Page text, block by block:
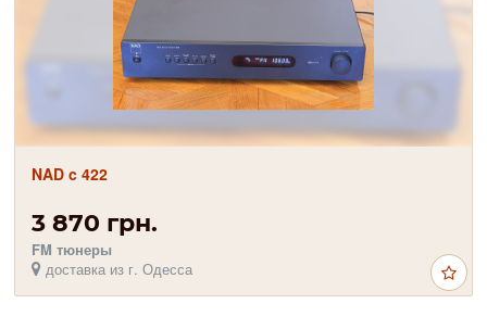
NAD c 422
3 870 грн.
FM тюнеры
доставка из г. Одесса